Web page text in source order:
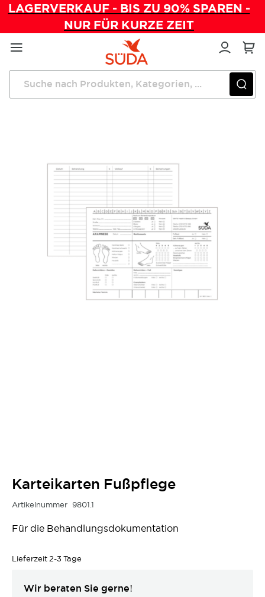
LAGERVERKAUF - BIS ZU 90% SPAREN -
NUR FÜR KURZE ZEIT
Direkt
zum
Inhalt
Startseite Verwaltung Karteikarten Fußpflege
Karteikarten Fußpflege
Artikelnummer 9801.1
Für die Behandlungsdokumentation
Lieferzeit 2-3 Tage
Wir beraten Sie gerne!